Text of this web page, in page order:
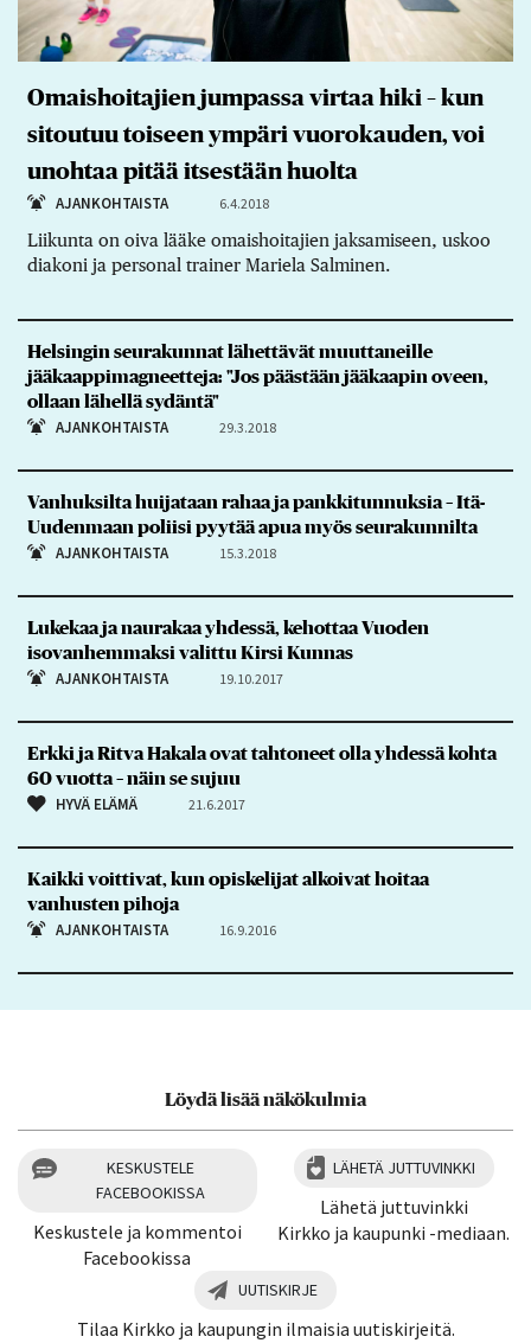
Omaishoitajien jumpassa virtaa hiki – kun
sitoutuu toiseen ympäri vuorokauden, voi
unohtaa pitää itsestään huolta
AJANKOHTAISTA 6.4.2018
Liikunta on oiva lääke omaishoitajien jaksamiseen, uskoo
diakoni ja personal trainer Mariela Salminen.
Helsingin seurakunnat lähettävät muuttaneille
jääkaappimagneetteja: "Jos päästään jääkaapin oveen,
ollaan lähellä sydäntä"
AJANKOHTAISTA 29.3.2018
Vanhuksilta huijataan rahaa ja pankkitunnuksia – Itä-
Uudenmaan poliisi pyytää apua myös seurakunnilta
AJANKOHTAISTA 15.3.2018
Lukekaa ja naurakaa yhdessä, kehottaa Vuoden
isovanhemmaksi valittu Kirsi Kunnas
AJANKOHTAISTA 19.10.2017
Erkki ja Ritva Hakala ovat tahtoneet olla yhdessä kohta
60 vuotta – näin se sujuu
HYVÄ ELÄMÄ 21.6.2017
Kaikki voittivat, kun opiskelijat alkoivat hoitaa
vanhusten pihoja
AJANKOHTAISTA 16.9.2016
Löydä lisää näkökulmia
KESKUSTELE
FACEBOOKISSA
Keskustele ja kommentoi
Facebookissa
LÄHETÄ JUTTUVINKKI
Lähetä juttuvinkki
Kirkko ja kaupunki -mediaan.
UUTISKIRJE
Tilaa Kirkko ja kaupungin ilmaisia uutiskirjeitä.